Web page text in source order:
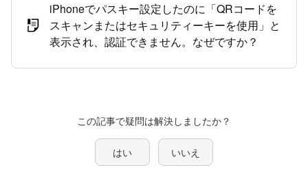
この記事で疑問は解決しましたか？
はい いいえ
iPhoneでパスキー設定したのに「QRコードを
スキャンまたはセキュリティーキーを使用」と
表示され、認証できません。なぜですか？